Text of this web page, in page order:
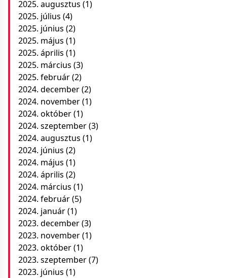
2025. augusztus (1)
2025. július (4)
2025. június (2)
2025. május (1)
2025. április (1)
2025. március (3)
2025. február(2)
2024. december(2)
2024. november(1)
2024. október(1)
2024. szeptember(3)
2024. augusztus (1)
2024. június (2)
2024. május (1)
2024. április (2)
2024. március (1)
2024. február(5)
2024. január(1)
2023. december(3)
2023. november(1)
2023. október(1)
2023. szeptember(7)
2023. június (1)